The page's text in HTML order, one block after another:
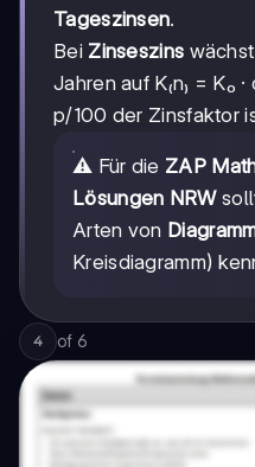
Tageszinsen.
Bei Zinseszins
Jahren auf K₍n₎ = K₀
p/100 der Zinsfaktor
⚠️ Für die ZAP
Lösungen NRW
Arten von
Kreisdiagramm)
4 of 6